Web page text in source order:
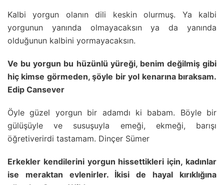
Kalbi yorgun olanın dili keskin olurmuş. Ya kalbi
yorgunun yanında olmayacaksın ya da yanında
olduğunun kalbini yormayacaksın.
Ve bu yorgun bu hüzünlü yüreği, benim değilmiş gibi
hiç kimse görmeden, şöyle bir yol kenarına bıraksam.
Edip Cansever
Öyle güzel yorgun bir adamdı ki babam. Böyle bir
gülüşüyle ve susuşuyla emeği, ekmeği, barışı
öğretiverirdi tastamam. Dinçer Sümer
Erkekler kendilerini yorgun hissettikleri için, kadınlar
ise meraktan evlenirler. İkisi de hayal kırıklığına